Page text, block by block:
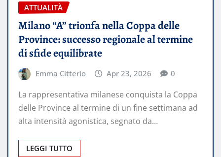
ATTUALITÀ
Milano “A” trionfa nella Coppa delle
Province: successo regionale al termine
di sfide equilibrate
Emma Citterio Apr 23, 2026 0
La rappresentativa milanese conquista la Coppa
delle Province al termine di un fine settimana ad
alta intensità agonistica, segnato da…
LEGGI TUTTO